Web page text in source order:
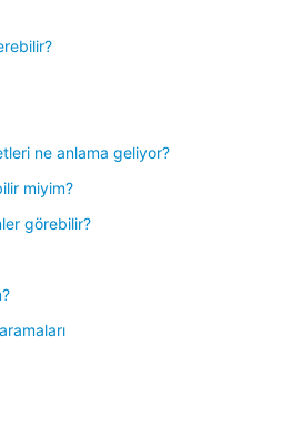
ne anlama geliyor?
miyim?
görebilir?